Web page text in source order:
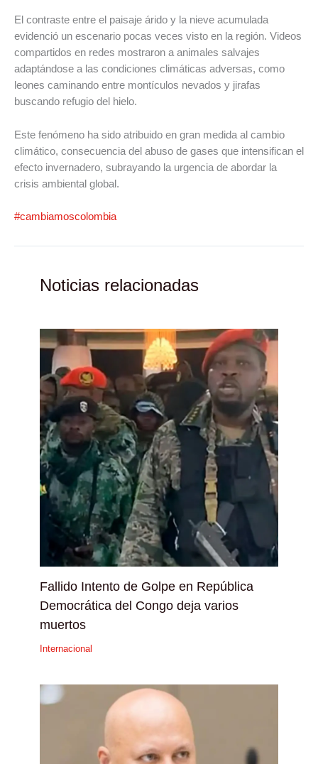
El contraste entre el paisaje árido y la nieve acumulada
evidenció un escenario pocas veces visto en la región. Videos
compartidos en redes mostraron a animales salvajes
adaptándose a las condiciones climáticas adversas, como
leones caminando entre montículos nevados y jirafas
buscando refugio del hielo.
Este fenómeno ha sido atribuido en gran medida al cambio
climático, consecuencia del abuso de gases que intensifican el
efecto invernadero, subrayando la urgencia de abordar la
crisis ambiental global.
#cambiamoscolombia
Noticias relacionadas
Fallido Intento de Golpe en República
Democrática del Congo deja varios
muertos
Internacional